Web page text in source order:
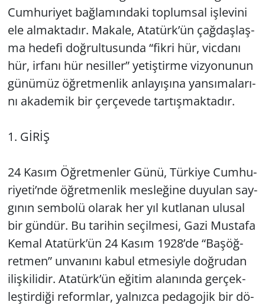
Cum­hu­ri­yet bağ­la­mın­da­ki top­lum­sal iş­le­vi­ni
ele al­mak­ta­dır. Ma­ka­le, Ata­türk’ün çağ­daş­laş­
ma he­de­fi doğ­rul­tu­sun­da “fikri hür, vic­da­nı
hür, ir­fa­nı hür ne­sil­ler” ye­tiş­tir­me viz­yo­nu­nun
gü­nü­müz öğ­ret­men­lik an­la­yı­şı­na yan­sı­ma­la­rı­
nı aka­de­mik bir çer­çe­ve­de tar­tış­mak­ta­dır.
1. GİRİŞ
24 Kasım Öğ­ret­men­ler Günü, Tür­ki­ye Cum­hu­
ri­ye­ti’nde öğ­ret­men­lik mes­le­ği­ne du­yu­lan say­
gı­nın sem­bo­lü ola­rak her yıl kut­la­nan ulu­sal
bir gün­dür. Bu ta­ri­hin se­çil­me­si, Gazi Mus­ta­fa
Kemal Ata­türk’ün 24 Kasım 1928’de “Ba­şöğ­
ret­men” un­va­nı­nı kabul et­me­siy­le doğ­ru­dan
iliş­ki­li­dir. Ata­türk’ün eği­tim ala­nın­da ger­çek­
leş­tir­di­ği re­form­lar, yal­nız­ca pe­da­go­jik bir dö­
Yerel